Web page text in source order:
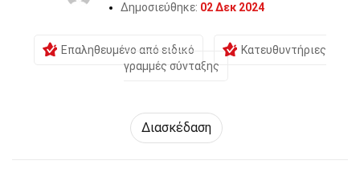
Δημοσιεύθηκε: 02 Δεκ 2024
Επαληθευμένο από ειδικό
Κατευθυντήριες
γραμμές σύνταξης
Διασκέδαση